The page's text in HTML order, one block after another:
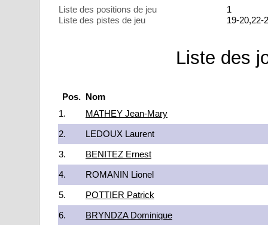
Liste des positions de jeu
1
Liste des pistes de jeu
19-20,22-
Liste des
Pos.
Nom
1.
MATHEY Jean-Mary
2. LEDOUX Laurent
3. BENITEZ Ernest
4. ROMANIN Lionel
5. POTTIER Patrick
6. BRYNDZA Dominique